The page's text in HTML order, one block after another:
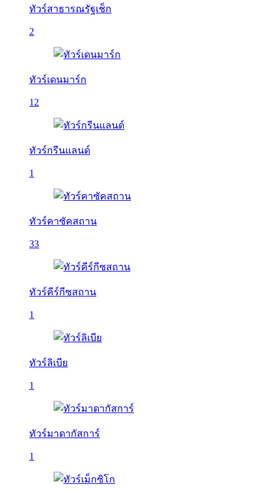
ทัวร์สาธารณรัฐเช็ก
2
ทัวร์เดนมาร์ก
12
ทัวร์กรีนแลนด์
1
ทัวร์คาซัคสถาน
33
ทัวร์คีร์กีซสถาน
1
ทัวร์ลิเบีย
1
ทัวร์มาดากัสการ์
1